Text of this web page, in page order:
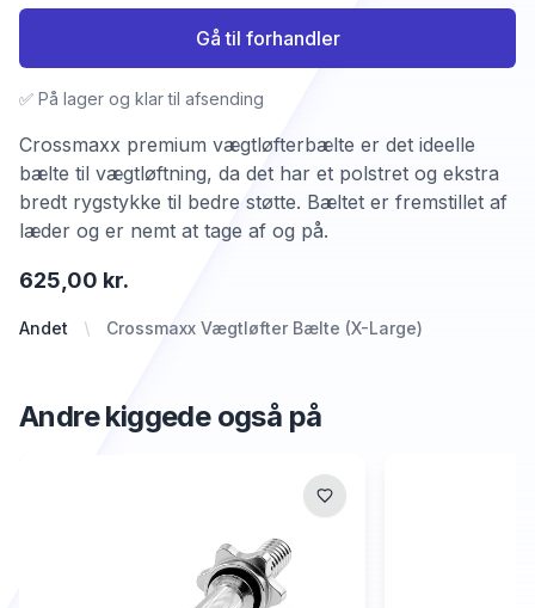
Andet Crossmaxx Vægtløfter Bælte (X-Large)
625,00 kr.
Crossmaxx premium vægtløfterbælte er det ideelle
bælte til vægtløftning, da det har et polstret og ekstra
bredt rygstykke til bedre støtte. Bæltet er fremstillet af
læder og er nemt at tage af og på.
✅ På lager og klar til afsending
Gå til forhandler
Andre kiggede også på